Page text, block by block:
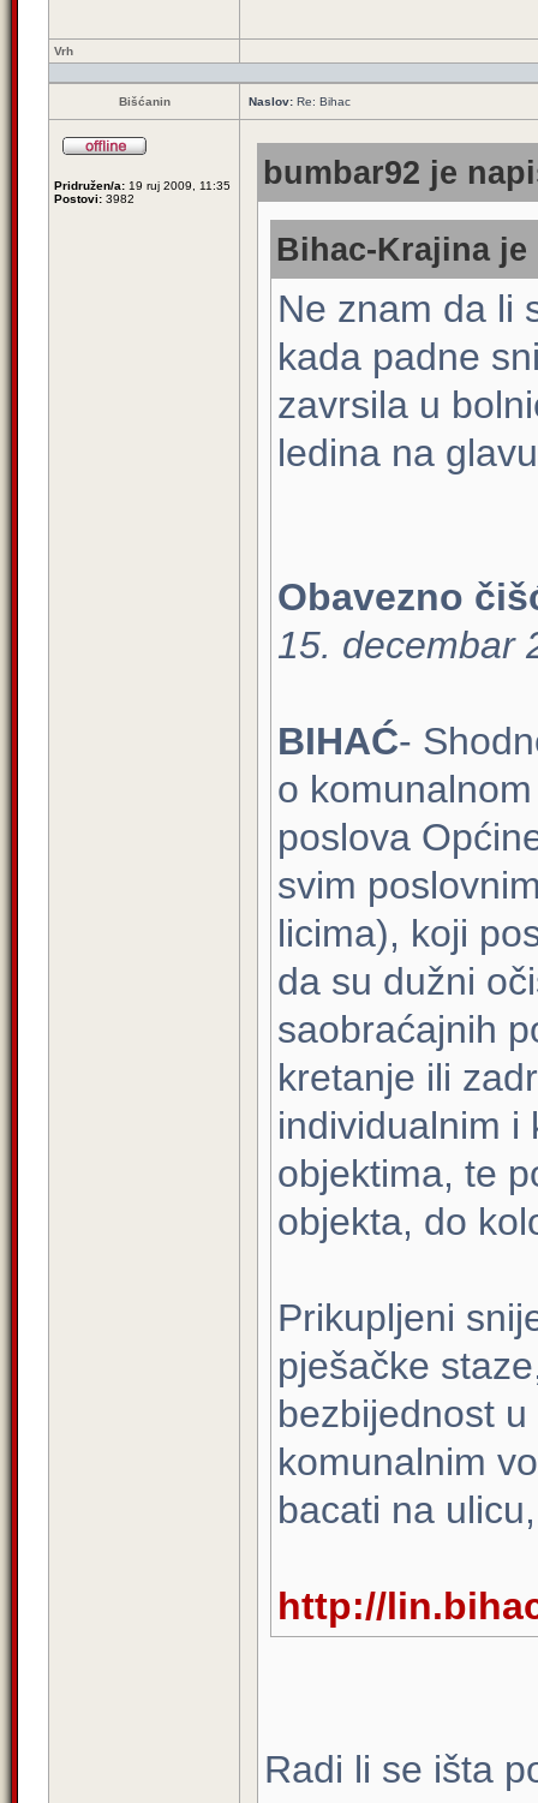
Vrh
Bišćanin Naslov: Re: Bihac
Pridružen/a: 19 ruj 2009, 11:35
Postovi: 3982
bumbar92 je
Bihac-Krajina
Ne znam da li
kada padne
zavrsila u
ledina na
Obavezno
15. decembar
BIHAĆ-
o
poslova
svim
licima), koji
da su dužni
saobraćajnih
kretanje ili
individualnim i
objektima, te
objekta, do
Prikupljeni
pješačke
bezbijednost
komunalnim
bacati na
http://
Radi li se išta